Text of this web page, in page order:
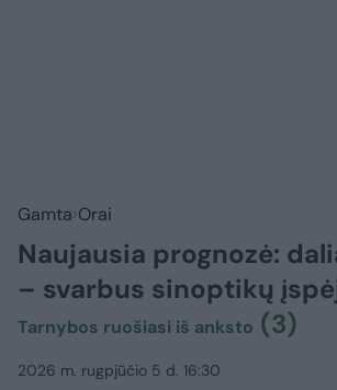
Gamta Orai
Naujausia prognozė:
– svarbus sinoptikų
Tarnybos ruošiasi iš anksto (3)
2026 m. rugpjūčio 5 d. 16:30